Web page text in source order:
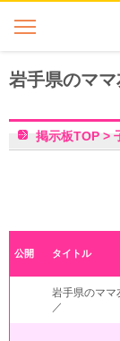
岩手県のマ
掲示板TOP >
公開 タイトル
岩手県のマ
／